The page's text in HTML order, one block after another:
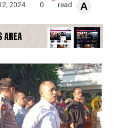
2024
0
read
A